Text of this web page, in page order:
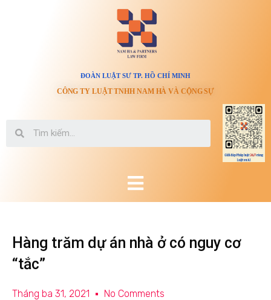
ĐOÀN LUẬT SƯ TP. HỒ CHÍ MINH
CÔNG TY LUẬT TNHH NAM HÀ VÀ CỘNG SỰ
Hàng trăm dự án nhà ở có nguy cơ
“tắc”
Tháng ba 31, 2021 No Comments